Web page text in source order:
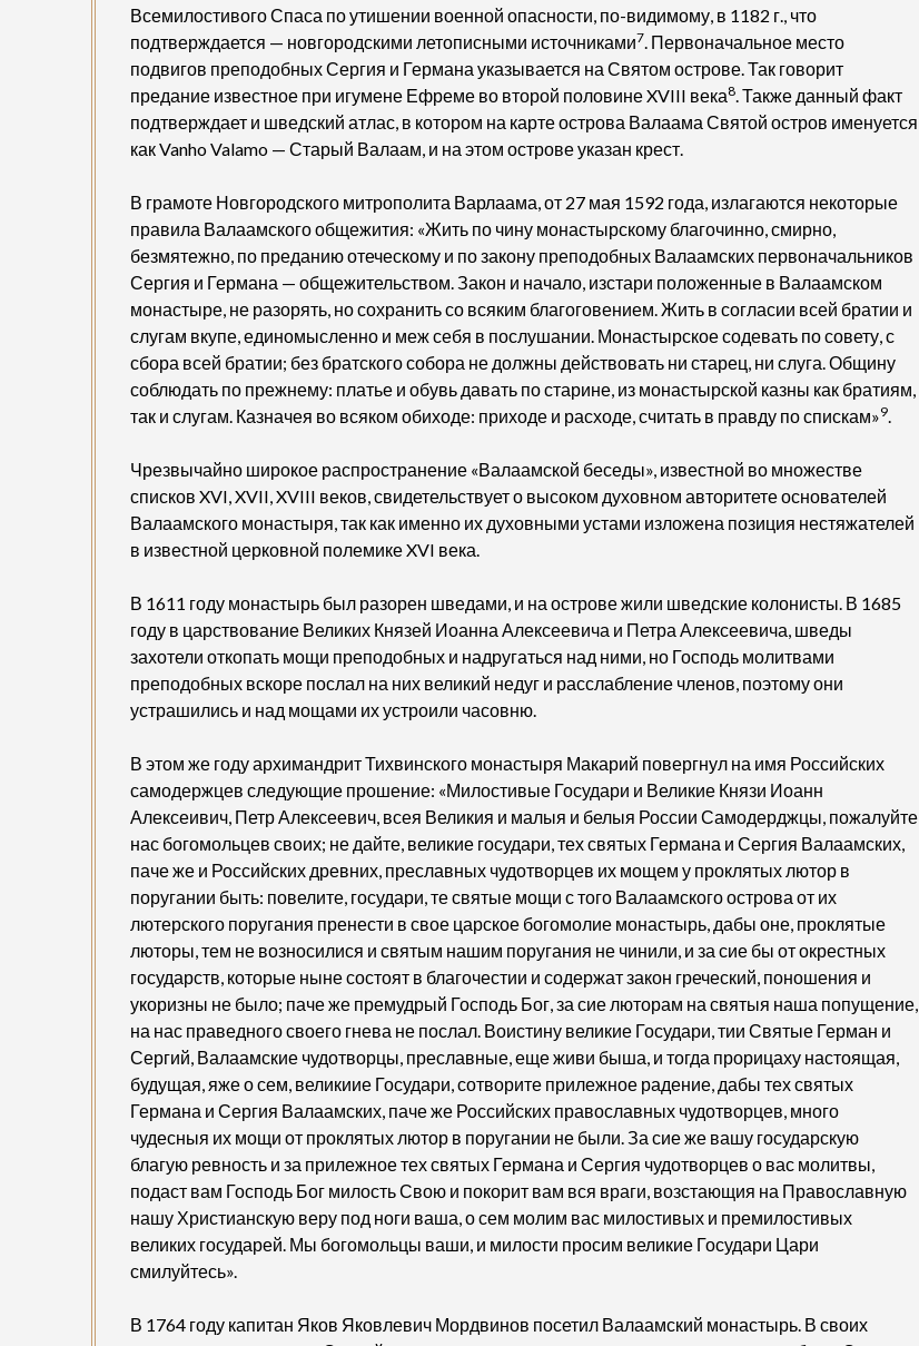
Всемилостивого Спаса по утишении военной опасности, по-видимому, в 1182 г., что
подтверждается — новгородскими летописными источниками7 . Первоначальное место
подвигов преподобных Сергия и Германа указывается на Святом острове. Так говорит
предание известное при игумене Ефреме во второй половине XVIII века8 . Также данный факт
подтверждает и шведский атлас, в котором на карте острова Валаама Святой остров именуется
как Vanho Valamo — Старый Валаам, и на этом острове указан крест.
В грамоте Новгородского митрополита Варлаама, от 27 мая 1592 года, излагаются некоторые
правила Валаамского общежития: «Жить по чину монастырскому благочинно, смирно,
безмятежно, по преданию отеческому и по закону преподобных Валаамских первоначальников
Сергия и Германа — общежительством. Закон и начало, изстари положенные в Валаамском
монастыре, не разорять, но сохранить со всяким благоговением. Жить в согласии всей братии и
слугам вкупе, единомысленно и меж себя в послушании. Монастырское содевать по совету, с
сбора всей братии; без братского собора не должны действовать ни старец, ни слуга. Общину
соблюдать по прежнему: платье и обувь давать по старине, из монастырской казны как братиям,
так и слугам. Казначея во всяком обиходе: приходе и расходе, считать в правду по спискам»9
Чрезвычайно широкое распространение «Валаамской беседы», известной во множестве
списков XVI, XVII, XVIII веков, свидетельствует о высоком духовном авторитете основателей
Валаамского монастыря, так как именно их духовными устами изложена позиция нестяжателей
в известной церковной полемике XVI века.
В 1611 году монастырь был разорен шведами, и на острове жили шведские колонисты. В 1685
году в царствование Великих Князей Иоанна Алексеевича и Петра Алексеевича, шведы
захотели откопать мощи преподобных и надругаться над ними, но Господь молитвами
преподобных вскоре послал на них великий недуг и расслабление членов, поэтому они
устрашились и над мощами их устроили часовню.
В этом же году архимандрит Тихвинского монастыря Макарий повергнул на имя Российских
самодержцев следующие прошение: «Милостивые Государи и Великие Князи Иоанн
Алексеивич, Петр Алексеевич, всея Великия и малыя и белыя России Самодерджцы, пожалуйте
нас богомольцев своих; не дайте, великие государи, тех святых Германа и Сергия Валаамских,
паче же и Российских древних, преславных чудотворцев их мощем у проклятых лютор в
поругании быть: повелите, государи, те святые мощи с того Валаамского острова от их
лютерского поругания пренести в свое царское богомолие монастырь, дабы оне, проклятые
люторы, тем не возносилися и святым нашим поругания не чинили, и за сие бы от окрестных
государств, которые ныне состоят в благочестии и содержат закон греческий, поношения и
укоризны не было; паче же премудрый Господь Бог, за сие люторам на святыя наша попущение,
на нас праведного своего гнева не послал. Воистину великие Государи, тии Святые Герман и
Сергий, Валаамские чудотворцы, преславные, еще живи быша, и тогда прорицаху настоящая,
будущая, яже о сем, великиие Государи, сотворите прилежное радение, дабы тех святых
Германа и Сергия Валаамских, паче же Российских православных чудотворцев, много
чудесныя их мощи от проклятых лютор в поругании не были. За сие же вашу государскую
благую ревность и за прилежное тех святых Германа и Сергия чудотворцев о вас молитвы,
подаст вам Господь Бог милость Свою и покорит вам вся враги, возстающия на Православную
нашу Христианскую веру под ноги ваша, о сем молим вас милостивых и премилостивых
великих государей. Мы богомольцы ваши, и милости просим великие Государи Цари
смилуйтесь».
В 1764 году капитан Яков Яковлевич Мордвинов посетил Валаамский монастырь. В своих